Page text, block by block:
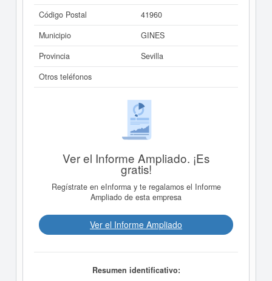
Código Postal
41960
Municipio
GINES
Provincia
Sevilla
Otros teléfonos
Ver el Informe Ampliado. ¡Es
gratis!
Regístrate en eInforma y te regalamos el Informe
Ampliado de esta empresa
Ver el Informe Ampliado
Resumen identificativo: